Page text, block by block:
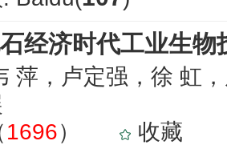
经济时代工业生
萍，卢定强，徐 虹
1696）
收藏